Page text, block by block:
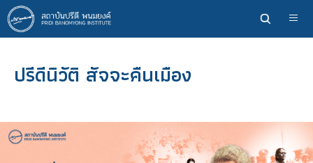
ข้าม
ไป
ยัง
หลักปรีดีนิวัติ สัจจะคืนเมือง